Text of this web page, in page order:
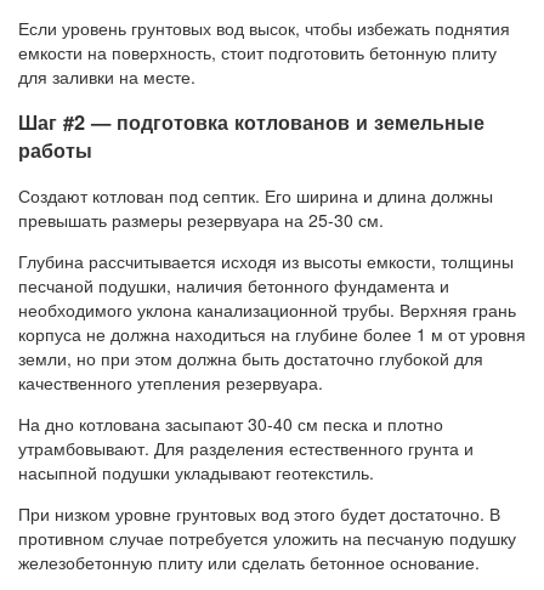
Если уровень грунтовых вод высок, чтобы избежать поднятия
емкости на поверхность, стоит подготовить бетонную плиту
для заливки на месте.
Шаг #2 — подготовка котлованов и земельные
работы
Создают котлован под септик. Его ширина и длина должны
превышать размеры резервуара на 25-30 см.
Глубина рассчитывается исходя из высоты емкости, толщины
песчаной подушки, наличия бетонного фундамента и
необходимого уклона канализационной трубы. Верхняя грань
корпуса не должна находиться на глубине более 1 м от уровня
земли, но при этом должна быть достаточно глубокой для
качественного утепления резервуара.
На дно котлована засыпают 30-40 см песка и плотно
утрамбовывают. Для разделения естественного грунта и
насыпной подушки укладывают геотекстиль.
При низком уровне грунтовых вод этого будет достаточно. В
противном случае потребуется уложить на песчаную подушку
железобетонную плиту или сделать бетонное основание.